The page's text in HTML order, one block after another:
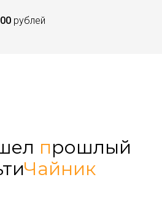
00 рублей
прошлый
Чайник